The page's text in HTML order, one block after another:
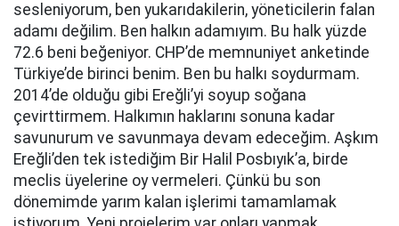
sesleniyorum, ben yukarıdakilerin, yöneticilerin falan
adamı değilim. Ben halkın adamıyım. Bu halk yüzde
72.6 beni beğeniyor. CHP’de memnuniyet anketinde
Türkiye’de birinci benim. Ben bu halkı soydurmam.
2014’de olduğu gibi Ereğli’yi soyup soğana
çevirttirmem. Halkımın haklarını sonuna kadar
savunurum ve savunmaya devam edeceğim. Aşkım
Ereğli’den tek istediğim Bir Halil Posbıyık’a, birde
meclis üyelerine oy vermeleri. Çünkü bu son
dönemimde yarım kalan işlerimi tamamlamak